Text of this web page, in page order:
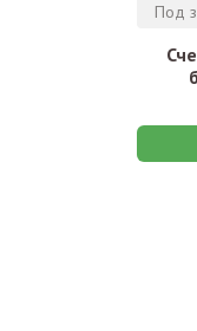
Под